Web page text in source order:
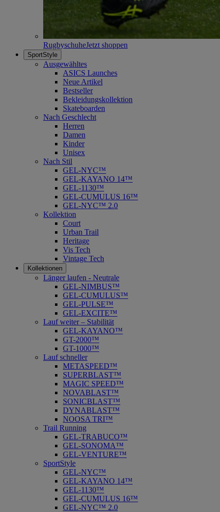
RugbyschuheJetzt shoppen
SportStyle
Ausgewähltes
ASICS Launches
Neue Artikel
Bestseller
Bekleidungskollektion
Skateboarden
Nach Geschlecht
Herren
Damen
Kinder
Unisex
Nach Stil
GEL-NYC™
GEL-KAYANO 14™
GEL-1130™
GEL-CUMULUS 16™
GEL-NYC™ 2.0
Kollektion
Court
Urban Trail
Heritage
Vis Tech
Vintage Tech
Kollektionen
Länger laufen - Neutrale
GEL-NIMBUS™
GEL-CUMULUS™
GEL-PULSE™
GEL-EXCITE™
Lauf weiter – Stabilität
GEL-KAYANO™
GT-2000™
GT-1000™
Lauf schneller
METASPEED™
SUPERBLAST™
MAGIC SPEED™
NOVABLAST™
SONICBLAST™
DYNABLAST™
NOOSA TRI™
Trail Running
GEL-TRABUCO™
GEL-SONOMA™
GEL-VENTURE™
SportStyle
GEL-NYC™
GEL-KAYANO 14™
GEL-1130™
GEL-CUMULUS 16™
GEL-NYC™ 2.0